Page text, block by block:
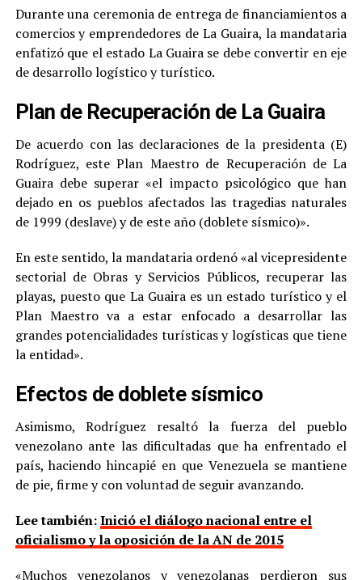
Durante una ceremonia de entrega de financiamientos a
comercios y emprendedores de La Guaira, la mandataria
enfatizó que el estado La Guaira se debe convertir en eje
de desarrollo logístico y turístico.
Plan de Recuperación de La Guaira
De acuerdo con las declaraciones de la presidenta (E)
Rodríguez, este Plan Maestro de Recuperación de La
Guaira debe superar «el impacto psicológico que han
dejado en os pueblos afectados las tragedias naturales
de 1999 (deslave) y de este año (doblete sísmico)».
En este sentido, la mandataria ordenó «al vicepresidente
sectorial de Obras y Servicios Públicos, recuperar las
playas, puesto que La Guaira es un estado turístico y el
Plan Maestro va a estar enfocado a desarrollar las
grandes potencialidades turísticas y logísticas que tiene
la entidad».
Efectos de doblete sísmico
Asimismo, Rodríguez resaltó la fuerza del pueblo
venezolano ante las dificultadas que ha enfrentado el
país, haciendo hincapié en que Venezuela se mantiene
de pie, firme y con voluntad de seguir avanzando.
Lee también:Inició el diálogo nacional entre el
oficialismo y la oposición de la AN de 2015
«Muchos venezolanos y venezolanas perdieron sus